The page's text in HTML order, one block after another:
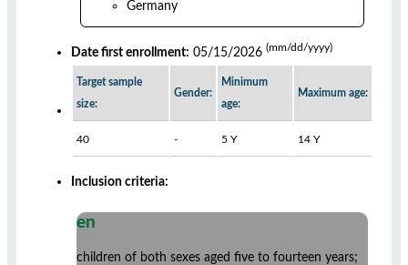
Germany
Date first enrollment: 05/15/2026 (mm/dd/yyyy)
Target sample
size:
Gender:
Minimum
age:
Maximum age:
40 - 5 Y 14 Y
Inclusion criteria:
en
children of both sexes aged five to fourteen years;